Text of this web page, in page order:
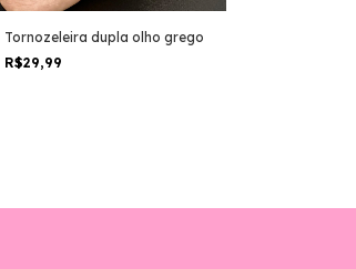
Tornozeleira dupla olho grego
R$29,99